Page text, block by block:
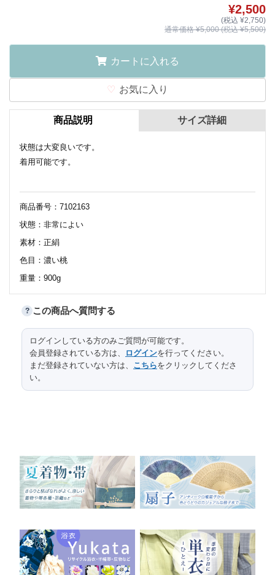
¥2,500
(税込 ¥2,750)
通常価格 ¥5,000 (税込 ¥5,500)
カートに入れる
お気に入り
商品説明
状態は大変良いです。
着用可能です。
商品番号：7102163
状態：非常によい
素材：正絹
色目：濃い桃
重量：900g
サイズ詳細
サイズ（cm）
太鼓部分長さ 115
太鼓部分幅 31
? この商品へ質問する
ログインしている方のみご質問が可能です。
会員登録されている方は、
ログインを行ってください。
まだ登録されていない方は、 こちらをクリックしてくださ
い。